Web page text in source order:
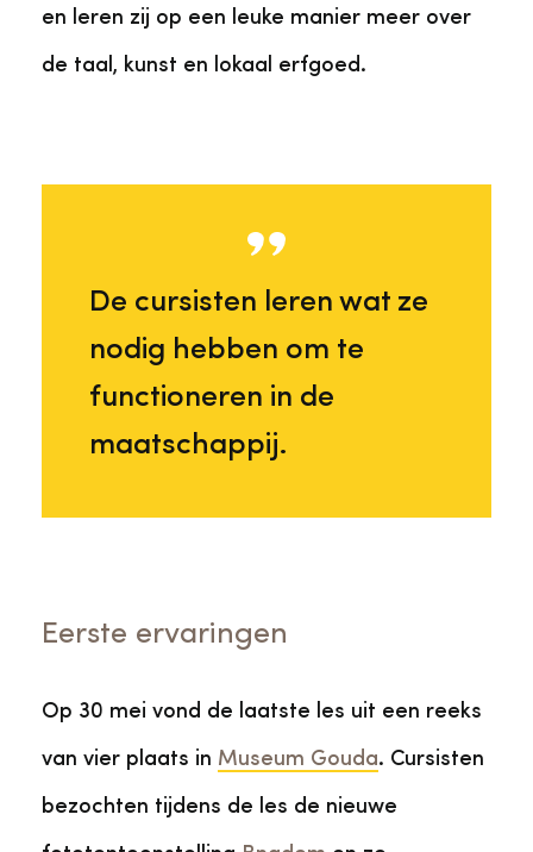
en leren zij op een leuke manier meer over
de taal, kunst en lokaal erfgoed.
De cursisten leren wat ze
nodig hebben om te
functioneren in de
maatschappij.
Eerste ervaringen
Op 30 mei vond de laatste les uit een reeks
van vier plaats in Museum Gouda. Cursisten
bezochten tijdens de les de nieuwe